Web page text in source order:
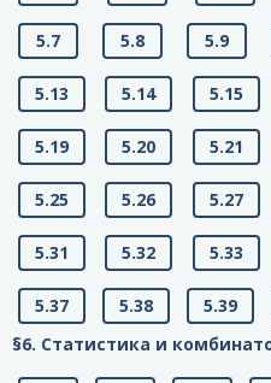
5.7 5.8 5.9
5.13 5.14 5.15
5.19 5.20 5.21
5.25 5.26 5.27
5.31 5.32 5.33
5.37 5.38 5.39
§6. Статистика и